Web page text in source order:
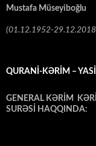
Mustafa Müseyiboğlu
(01.12.1952-
QURANİ-KƏRİM –
GENERAL KƏRİM
SURƏSİ HAQQINDA: